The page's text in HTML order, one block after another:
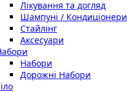
Лікування та догляд
Шампуні / Кондиціонери
Стайлінг
Аксесуари
Набори
Дорожні Набори